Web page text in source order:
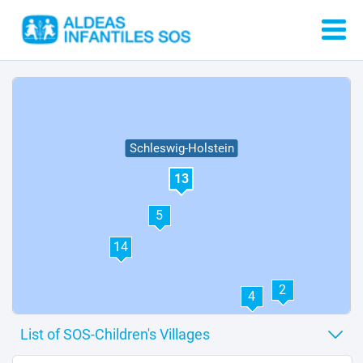
2
4
5
6
Schleswig-Holstein
13
14